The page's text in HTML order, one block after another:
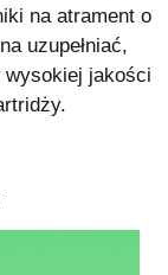
na atrament o
uzupełniać,
wysokiej jakości